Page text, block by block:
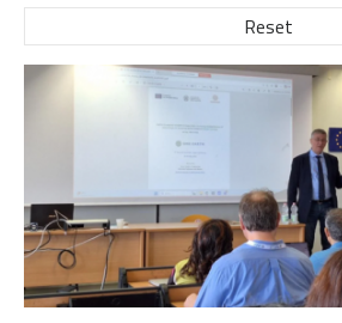
Reset